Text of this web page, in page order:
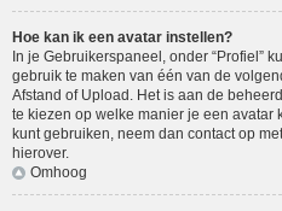
Hoe kan ik een avatar instellen?
In je Gebruikerspaneel, onder “Profiel”
gebruik te maken van één van de
Afstand of Upload. Het is aan de
te kiezen op welke manier je een avatar
kunt gebruiken, neem dan contact op
hierover.
Omhoog